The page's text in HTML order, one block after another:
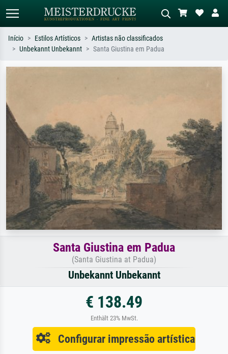
Início Estilos Artísticos
Artistas não classificados
Unbekannt Unbekannt
Santa Giustina em Padua
Santa Giustina em Padua
(Santa Giustina at Padua)
Unbekannt Unbekannt
€ 138.49
Enthält 23% MwSt.
Configurar impressão artística